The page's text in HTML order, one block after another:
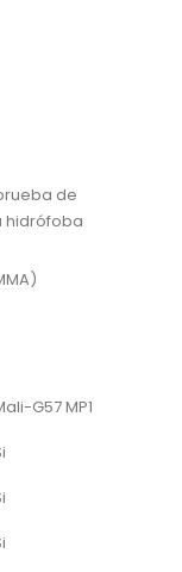
de
hidrófoba
G57 MP1